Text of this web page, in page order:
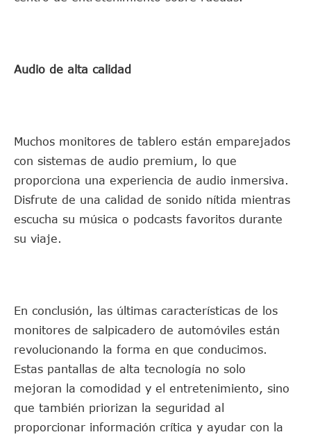
Audio de alta calidad
Muchos monitores de tablero están emparejados
con sistemas de audio premium, lo que
proporciona una experiencia de audio inmersiva.
Disfrute de una calidad de sonido nítida mientras
escucha su música o podcasts favoritos durante
su viaje.
En conclusión, las últimas características de los
monitores de salpicadero de automóviles están
revolucionando la forma en que conducimos.
Estas pantallas de alta tecnología no solo
mejoran la comodidad y el entretenimiento, sino
que también priorizan la seguridad al
proporcionar información crítica y ayudar con la